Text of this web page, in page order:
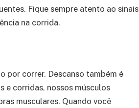
Fique sempre atento ao sinais
na corrida.
por correr. Descanso também é
e corridas, nossos músculos
musculares. Quando você